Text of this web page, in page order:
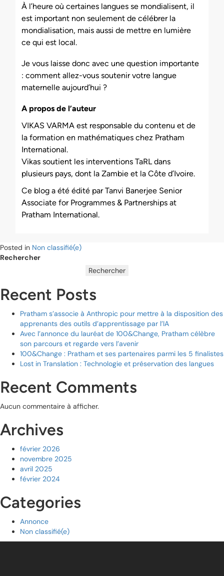
À l’heure où certaines langues se mondialisent, il
est important non seulement de célébrer la
mondialisation, mais aussi de mettre en lumière
ce qui est local.
Je vous laisse donc avec une question importante
: comment allez-vous soutenir votre langue
maternelle aujourd’hui ?
A propos de l’auteur
VIKAS VARMA est responsable du contenu et de
la formation en mathématiques chez Pratham
International.
Vikas soutient les interventions TaRL dans
plusieurs pays, dont la Zambie et la Côte d’Ivoire.
Ce blog a été édité par Tanvi Banerjee Senior
Associate for Programmes & Partnerships at
Pratham International.
Posted in Non classifié(e)
Rechercher
Rechercher
Recent Posts
Pratham s’associe à Anthropic pour mettre à la disposition des
apprenants des outils d’apprentissage par l’IA
Avec l’annonce du lauréat de 100&Change, Pratham célèbre
son parcours et regarde vers l’avenir
100&Change : Pratham et ses partenaires parmi les 5 finalistes
Lost in Translation : Technologie et préservation des langues
Recent Comments
Aucun commentaire à afficher.
Archives
février 2026
novembre 2025
avril 2025
février 2024
Categories
Annonce
Non classifié(e)